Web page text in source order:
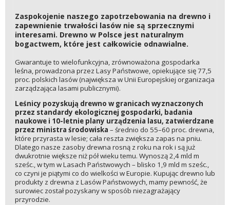
Zaspokojenie naszego zapotrzebowania na drewno i
zapewnienie trwałości lasów nie są sprzecznymi
interesami. Drewno w Polsce jest naturalnym
bogactwem, które jest całkowicie odnawialne.
Gwarantuje to wielofunkcyjna, zrównoważona gospodarka
leśna, prowadzona przez Lasy Państwowe, opiekujące się 77,5
proc. polskich lasów (największa w Unii Europejskiej organizacja
zarządzająca lasami publicznymi).
Leśnicy pozyskują drewno w granicach wyznaczonych
przez standardy ekologicznej gospodarki, badania
naukowe i 10-letnie plany urządzenia lasu, zatwierdzane
przez ministra środowiska – średnio do 55–60 proc. drewna,
które przyrasta w lesie; cała reszta zwiększa zapas na pniu.
Dlatego nasze zasoby drewna rosną z roku na rok i są już
dwukrotnie większe niż pół wieku temu. Wynoszą 2,4 mld m
sześc., w tym w Lasach Państwowych – blisko 1,9 mld m sześc.,
co czyni je piątymi co do wielkości w Europie. Kupując drewno lub
produkty z drewna z Lasów Państwowych, mamy pewność, że
surowiec został pozyskany w sposób niezagrażający
przyrodzie.